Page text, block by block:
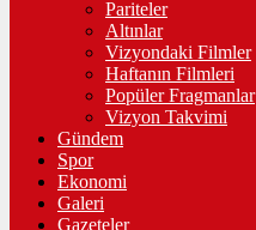
Pariteler
Altınlar
Vizyondaki Filmler
Haftanın Filmleri
Popüler Fragmanlar
Vizyon Takvimi
Gündem
Spor
Ekonomi
Galeri
Gazeteler